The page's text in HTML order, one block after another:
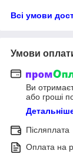
Всі умови
Умови
Ви
або гроші
Післяплата
Оплата на